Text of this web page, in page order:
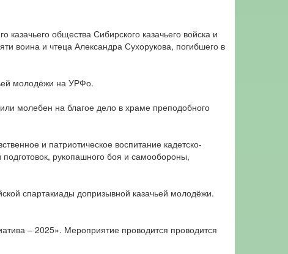
общества Сибирского казачьего войска и
воина и чтеца Александра Сухорукова, погибшего в
молодёжи на УРФо.
молебен на благое дело в храме преподобного
и патриотическое воспитание кадетско-
рукопашного боя и самообороны,
спартакиады допризывной казачьей молодёжи.
– 2025». Мероприятие проводится проводится